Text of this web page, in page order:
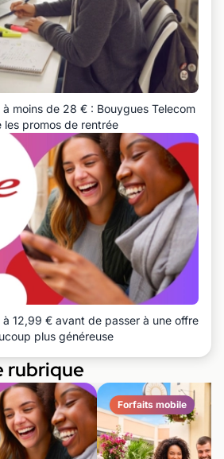
moins de 28 € : Bouygues Telecom
les promos de rentrée
à 12,99 € avant de passer à une offre
plus généreuse
rubrique
Forfaits mobile